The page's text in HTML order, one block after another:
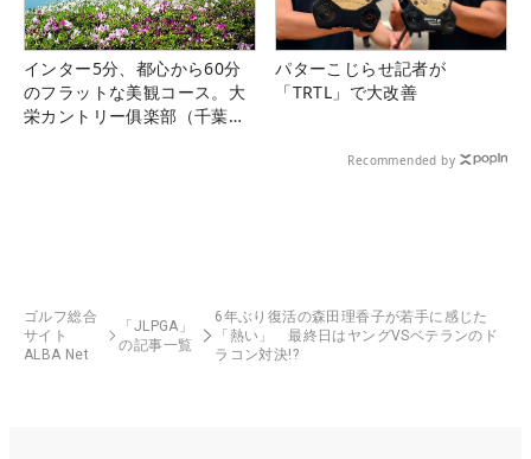
インター5分、都心から60分
のフラットな美観コース。大
栄カントリー俱楽部（千葉
パターこじらせ記者が
「TRTL」で大改善
Recommended by
ゴルフ総合
サイト
ALBA Net
「JLPGA」
の記事一覧
6年ぶり復活の森田理香子が若手に感じた
「熱い」 最終日はヤングVSベテランのド
ラコン対決!?